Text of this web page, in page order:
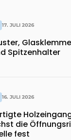
17. JULI 2026
Spitzenhalter
16. JULI 2026
die
fest